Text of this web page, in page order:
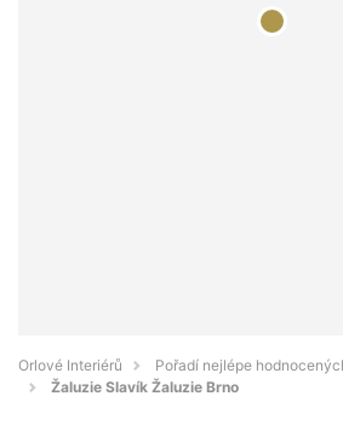
Orlové Interiérů
Pořadí nejlépe
Žaluzie Slavík Žaluzie Brno